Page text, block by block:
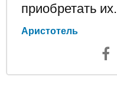
приобретать их.
Аристотель